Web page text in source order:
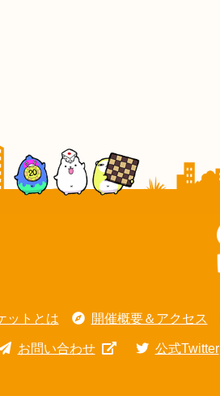
ットとは 開催概要＆アクセス
お問い合わせ 公式Twitter